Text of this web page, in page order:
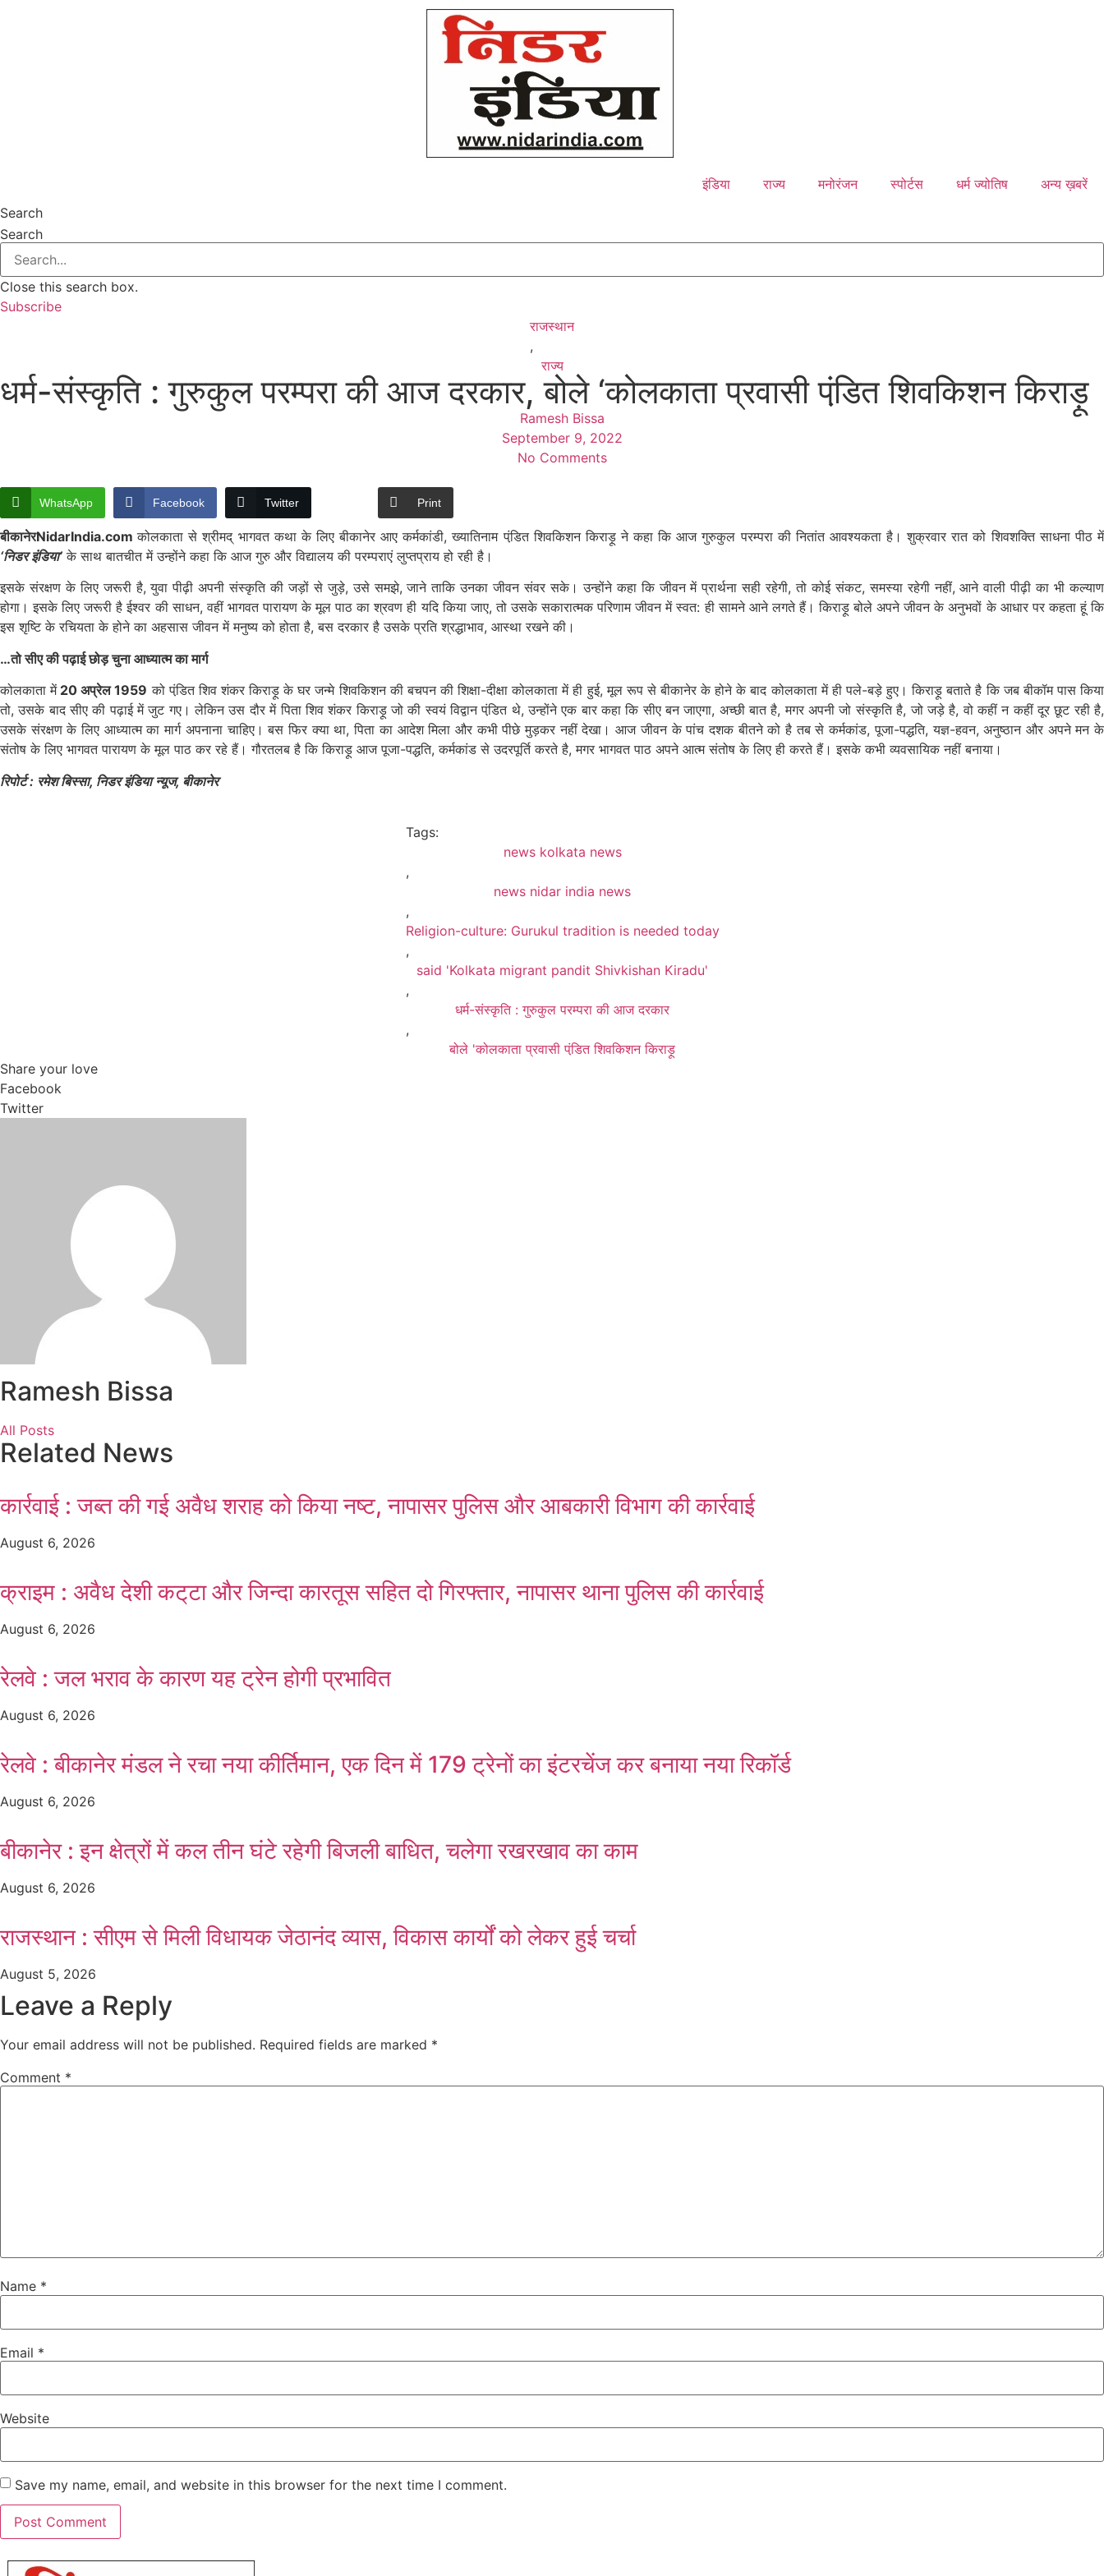
इंडिया राज्य मनोरंजन स्पोर्टस धर्म ज्योतिष
अन्य ख़बरें
Search
Search
Close this search box.
Subscribe
राजस्थान
,
राज्य
धर्म-संस्कृति : गुरुकुल परम्परा की आज दरकार, बोले ‘कोलकाता प्रवासी पंडि़त शिवकिशन किराड़ू
Ramesh Bissa
September 9, 2022
No Comments
WhatsApp Facebook Twitter Print
बीकानेरNidarIndia.comकोलकाता से श्रीमद् भागवत कथा के लिए बीकानेर आए कर्मकांडी, ख्यातिनाम पंडि़त शिवकिशन किराड़ू ने कहा कि आज गुरुकुल परम्परा की नितांत आवश्यकता है। शुक्रवार रात को शिवशक्ति साधना पीठ में
‘निडर इंडिया’ के साथ बातचीत में उन्होंने कहा कि आज गुरु और विद्यालय की परम्पराएं लुप्तप्राय हो रही है।
इसके संरक्षण के लिए जरूरी है, युवा पीढ़ी अपनी संस्कृति की जड़ों से जुड़े, उसे समझे, जाने ताकि उनका जीवन संवर सके। उन्होंने कहा कि जीवन में प्रार्थना सही रहेगी, तो कोई संकट, समस्या रहेगी नहीं, आने वाली पीढ़ी का भी कल्याण
होगा। इसके लिए जरूरी है ईश्वर की साधन, वहीं भागवत पारायण के मूल पाठ का श्रवण ही यदि किया जाए, तो उसके सकारात्मक परिणाम जीवन में स्वत: ही सामने आने लगते हैं। किराड़ू बोले अपने जीवन के अनुभवों के आधार पर कहता हूं कि
इस शृष्टि के रचियता के होने का अहसास जीवन में मनुष्य को होता है, बस दरकार है उसके प्रति श्रद्धाभाव, आस्था रखने की।
…तो सीए की पढ़ाई छोड़ चुना आध्यात्म का मार्ग
कोलकाता में20 अप्रेल 1959 को पंडि़त शिव शंकर किराड़ू के घर जन्मे शिवकिशन की बचपन की शिक्षा-दीक्षा कोलकाता में ही हुई, मूल रूप से बीकानेर के होने के बाद कोलकाता में ही पले-बड़े हुए। किराड़ू बताते है कि जब बीकॉम पास किया
तो, उसके बाद सीए की पढ़ाई में जुट गए। लेकिन उस दौर में पिता शिव शंकर किराड़ू जो की स्वयं विद्वान पंडि़त थे, उन्होंने एक बार कहा कि सीए बन जाएगा, अच्छी बात है, मगर अपनी जो संस्कृति है, जो जड़े है, वो कहीं न कहीं दूर छूट रही है,
उसके संरक्षण के लिए आध्यात्म का मार्ग अपनाना चाहिए। बस फिर क्या था, पिता का आदेश मिला और कभी पीछे मुड़कर नहीं देखा। आज जीवन के पांच दशक बीतने को है तब से कर्मकांड, पूजा-पद्धति, यज्ञ-हवन, अनुष्ठान और अपने मन के
संतोष के लिए भागवत पारायण के मूल पाठ कर रहे हैं। गौरतलब है कि किराड़ू आज पूजा-पद्धति, कर्मकांड से उदरपूर्ति करते है, मगर भागवत पाठ अपने आत्म संतोष के लिए ही करते हैं। इसके कभी व्यवसायिक नहीं बनाया।
रिपोर्ट : रमेश बिस्सा, निडर इंडिया न्यूज, बीकानेर
Tags:
news kolkata news
,
news nidar india news
,
Religion-culture: Gurukul tradition is needed today
,
said 'Kolkata migrant pandit Shivkishan Kiradu'
,
धर्म-संस्कृति : गुरुकुल परम्परा की आज दरकार
,
बोले 'कोलकाता प्रवासी पंडि़त शिवकिशन किराड़ू
Share your love
Facebook
Twitter
Ramesh Bissa
All Posts
Related News
कार्रवाई : जब्त की गई अवैध शराह को किया नष्ट, नापासर पुलिस और आबकारी विभाग की कार्रवाई
August 6, 2026
क्राइम : अवैध देशी कट्‌टा और जिन्दा कारतूस सहित दो गिरफ्तार, नापासर थाना पुलिस की कार्रवाई
August 6, 2026
रेलवे : जल भराव के कारण यह ट्रेन होगी प्रभावित
August 6, 2026
रेलवे : बीकानेर मंडल ने रचा नया कीर्तिमान, एक दिन में 179 ट्रेनों का इंटरचेंज कर बनाया नया रिकॉर्ड
August 6, 2026
बीकानेर : इन क्षेत्रों में कल तीन घंटे रहेगी बिजली बाधित, चलेगा रखरखाव का काम
August 6, 2026
राजस्थान : सीएम से मिली विधायक जेठानंद व्यास, विकास कार्यों को लेकर हुई चर्चा
August 5, 2026
Leave a Reply
Your email address will not be published. Required fields are marked *
Comment *
Name *
Email *
Website
Save my name, email, and website in this browser for the next time I comment.